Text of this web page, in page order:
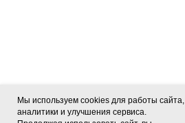
Мы используем cookies для работы сайта,
аналитики и улучшения сервиса.